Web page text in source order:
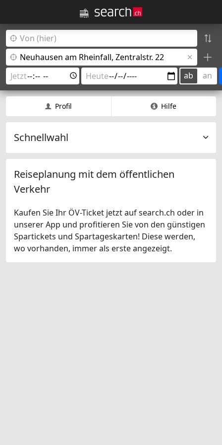
ab an
Profil Hilfe
Schnellwahl
Reiseplanung mit dem öffentlichen
Verkehr
Kaufen Sie Ihr ÖV-Ticket jetzt auf search.ch oder in
unserer App und profitieren Sie von den günstigen
Spartickets und Spartageskarten! Diese werden,
wo vorhanden, immer als erste angezeigt.